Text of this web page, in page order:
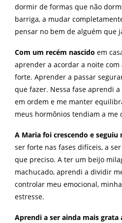
dormir de formas que não
barriga, a mudar
pensar no bem de alguém que
Com um recém nascido em
aprender a acordar a noite
forte. Aprender a passar
que fazer. Nessa fase aprendi
em ordem e me manter
meus hormônios tendiam a me
A Maria foi crescendo e seguiu
ser forte nas fases difíceis, a
que preciso. A ter um beijo
machucado, aprendi a dividir
controlar meu emocional,
estresse.
Aprendi a ser ainda mais grata